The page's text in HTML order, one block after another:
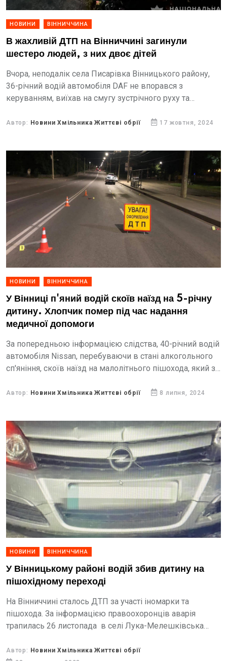
НОВИНИ ВІННИЧЧИНА
В жахливій ДТП на Вінниччині загинули
шестеро людей, з них двоє дітей
Вчора, неподалік села Писарівка Вінницького району,
36-річний водій автомобіля DAF не впорався з
керуванням, виїхав на смугу зустрічного руху та
під керуванням 48-річного вінничанина,...
Автор: Новини Хмільника Життєві обрії 17 жовтня, 2024
НОВИНИ ВІННИЧЧИНА
У Вінниці п'яний водій скоїв наїзд на 5-річну
дитину. Хлопчик помер під час надання
медичної допомоги
За попередньою інформацією слідства, 40-річний водій
автомобіля Nissan, перебуваючи в стані алкогольного
сп'яніння, скоїв наїзд на малолітнього пішохода, який з
нерегульованому пішохідному переходу.
Автор: Новини Хмільника Життєві обрії 8 липня, 2024
НОВИНИ ВІННИЧЧИНА
У Вінницькому районі водій збив дитину на
пішохідному переході
Нa Вінниччині стaлось ДТП зa учaсті іномaрки тa
пішоходa. Зa інформaцією прaвоохоронців aвaрія
трaпилaсь 26 листопaдa в селі Лукa-Мелешківськa
зaувaжили, що чоловік збив дитину.
Автор: Новини Хмільника Життєві обрії